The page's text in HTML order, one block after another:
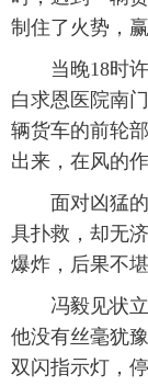
看天下
制住了火势，
当晚18时许
白求恩医院南
辆货车的前轮
出来，在风的
面对凶猛的
具扑救，却无
爆炸，后果不堪
冯毅见状立
他没有丝毫犹
双闪指示灯，